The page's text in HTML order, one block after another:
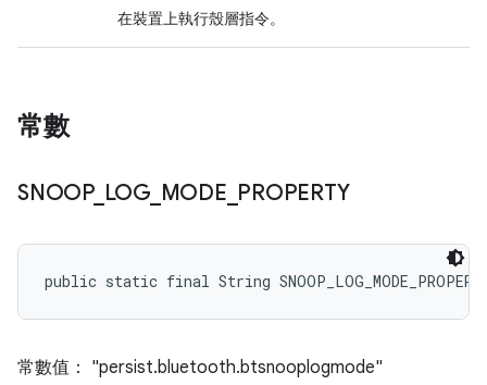
在裝置上執行殼層指令。
常數
SNOOP_ LOG_ MODE PROPERTY
public static final String
常數值： "persist.bluetooth.btsnooplogmode"